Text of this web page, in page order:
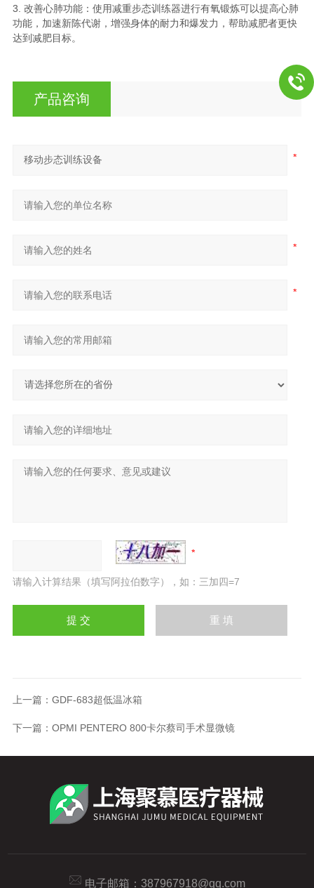
3. 改善心肺功能：使用减重步态训练器进行有氧锻炼可以提高心肺
功能，加速新陈代谢，增强身体的耐力和爆发力，帮助减肥者更快
达到减肥目标。
产品咨询
请输入计算结果（填写阿拉伯数字），如：三加四=7
上一篇： GDF-683超低温冰箱
下一篇： OPMI PENTERO 800卡尔蔡司手术显微镜
电子邮箱： 387967918@qq.com